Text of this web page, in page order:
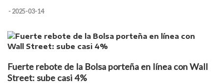
- 2025-03-14
Fuerte rebote de la Bolsa porteña en línea con Wall
Street: sube casi 4%